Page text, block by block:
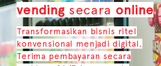
vending secara online
Transformasikan bisnis ritel
konvensional menjadi digital.
Terima pembayaran secara